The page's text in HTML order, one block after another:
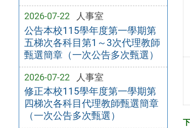
2026-07-22 人事室
公告本校115學年度第一學期第
五梯次各科目第1～3次代理教師
甄選簡章（一次公告多次甄選）
2026-07-22 人事室
修正本校115學年度第一學期第
四梯次各科目代理教師甄選簡章
（一次公告多次甄選）